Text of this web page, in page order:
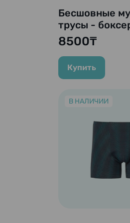
Бесшовные
трусы -
Ultra Seamless
Mesh Boxer
черный
8500₸
Купить
В НАЛИЧИИ